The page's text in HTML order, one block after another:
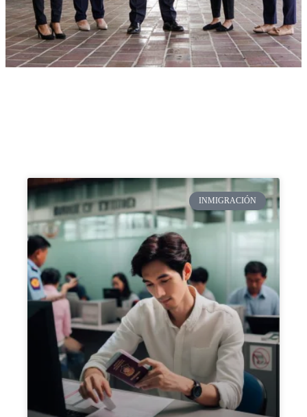
INMIGRACIÓN